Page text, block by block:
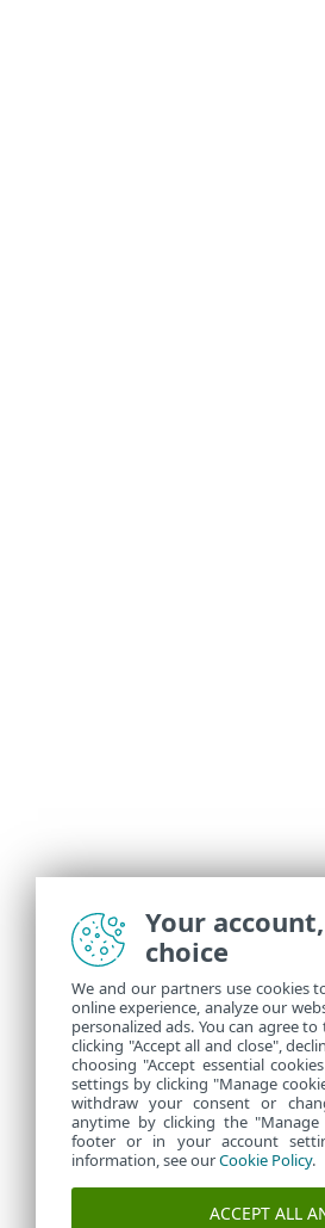
Your
choice
We and our partners use cookies
online experience, analyze our
personalized ads. You can agree
clicking "Accept all and close",
choosing "Accept essential
settings by clicking "Manage
withdraw your consent or
anytime by clicking the
footer or in your account
information, see ourCookie Policy.
ACCEPT ALL